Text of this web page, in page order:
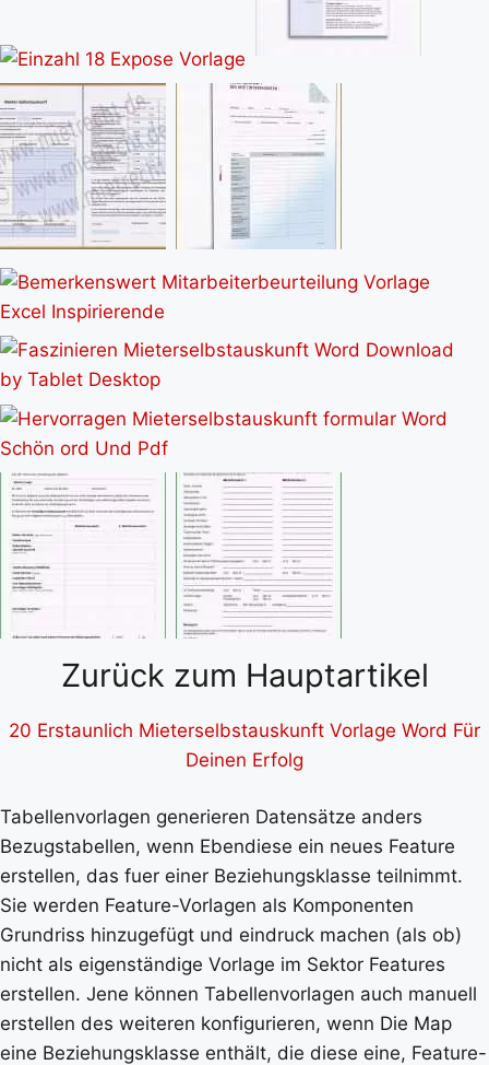
Zurück zum Hauptartikel
20 Erstaunlich Mieterselbstauskunft Vorlage Word Für
Deinen Erfolg
Tabellenvorlagen generieren Datensätze anders
Bezugstabellen, wenn Ebendiese ein neues Feature
erstellen, das fuer einer Beziehungsklasse teilnimmt.
Sie werden Feature-Vorlagen als Komponenten
Grundriss hinzugefügt und eindruck machen (als ob)
nicht als eigenständige Vorlage im Sektor Features
erstellen. Jene können Tabellenvorlagen auch manuell
erstellen des weiteren konfigurieren, wenn Die Map
eine Beziehungsklasse enthält, die diese eine, Feature-